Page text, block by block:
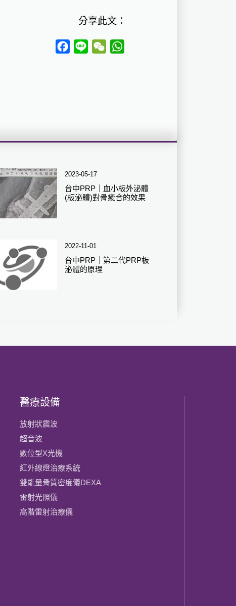
分享此文：
Facebook
Line WeChat
2023-05-17
台中PRP｜血小板外泌體
(板泌體)對骨癒合的效果
2022-11-01
台中PRP｜第二代PRP板
泌體的原理
醫療設備
放射狀震波
超音波
數位型X光機
紅外線燈治療系統
雙能量骨質密度儀DEXA
雷射光照儀
高階雷射治療儀